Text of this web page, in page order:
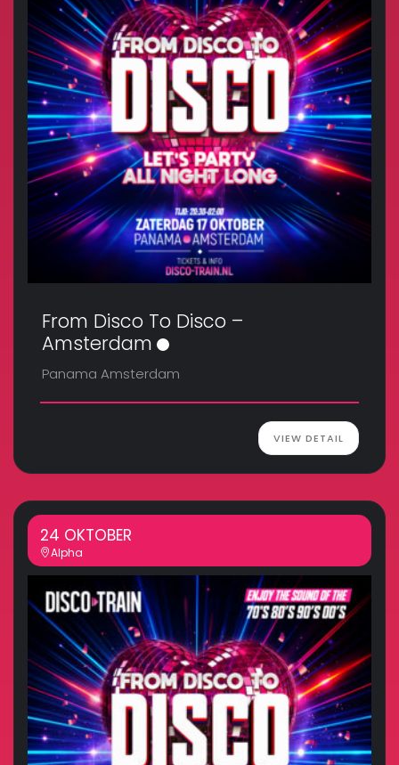
From Disco To Disco –
Amsterdam
Panama Amsterdam
VIEW DETAIL
24 OKTOBER
Alpha